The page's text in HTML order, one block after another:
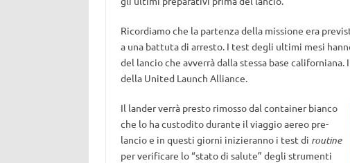
Ricordiamo che la partenza della missione era
a una battuta di arresto. I test degli ultimi mesi
del lancio che avverrà dalla stessa base
della United Launch Alliance.
Il lander verrà presto rimosso dal container bianco
che lo ha custodito durante il viaggio aereo pre-
lancio e in questi giorni inizieranno i test di routine
per verificare lo “stato di salute” degli strumenti